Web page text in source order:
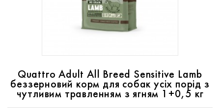
Quattro Adult All Breed Sensitive Lamb
беззерновий корм для собак усіх порід з
чутливим травленням з ягням 1+0,5 кг